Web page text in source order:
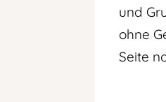
und
ohne
Seite